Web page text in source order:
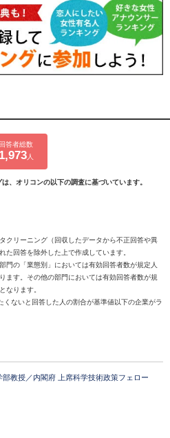
回答者総数
1,973人
、オリコンの以下の調査に基づいています。
クリーニング（回収したデータから不正回答や異
た回答を除外した上で作成しています。
門の「業態別」においては有効回答者数が規定人
ます。その他の部門においては有効回答者数が規
なります。
ないと回答した人の割合が基準値以下の企業がラ
部教授／内閣府 上席科学技術政策フェロー